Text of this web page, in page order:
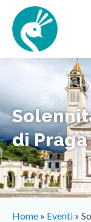
di Praga
Home » Eventi »